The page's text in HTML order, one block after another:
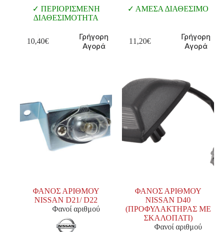
ΠΕΡΙΟΡΙΣΜΕΝΗ
ΔΙΑΘΕΣΙΜΟΤΗΤΑ
10,40€
Γρήγορη
Αγορά
ΑΜΕΣΑ ΔΙΑΘΕΣΙΜΟ
11,20€
Γρήγορη
Αγορά
ΦΑΝΟΣ ΑΡΙΘΜΟΥ
NISSAN D21/ D22
Φανοί αριθμού
ΦΑΝΟΣ ΑΡΙΘΜΟΥ
NISSAN D40
(ΠΡΟΦΥΛΑΚΤΗΡΑΣ ΜΕ
ΣΚΑΛΟΠΑΤΙ)
Φανοί αριθμού